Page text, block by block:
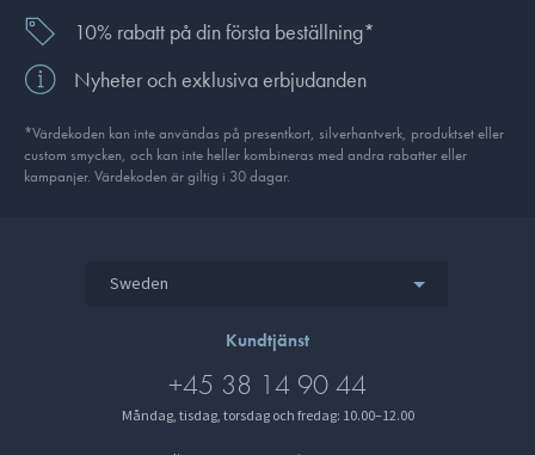
10% rabatt på din första beställning*
Nyheter och exklusiva erbjudanden
*Värdekoden kan inte användas på presentkort, silverhantverk, produkt­set eller
custom smycken, och kan inte heller kombineras med andra rabatter eller
kampanjer. Värdekoden är giltig i 30 dagar.
Sweden
Kundtjänst
+45 38 14 90 44
Måndag, tisdag, torsdag och fredag: 10.00–12.00